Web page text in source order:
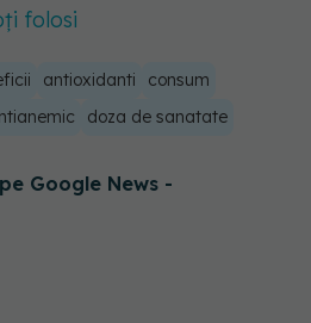
folosi
antioxidanti
consum
doza de sanatate
Google News -